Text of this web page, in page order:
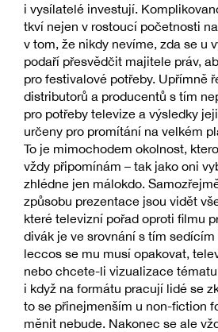
i vysílatelé investují.
tkví nejen v rostoucí početnosti
v tom, že nikdy nevíme, zda se u
podaří přesvědčit majitele práv,
pro festivalové potřeby. Upřímně
distributorů a producentů s tím
pro potřeby televize a výsledky
určeny pro promítání na velkém
To je mimochodem okolnost,
vždy připomínám – tak jako oni
zhlédne jen málokdo.
způsobu prezentace jsou vidět
které televizní pořad oproti filmu
divák je ve srovnání s tím
leccos se mu musí opakovat,
nebo chcete-li vizualizace
i když na formátu pracují lidé se
to se přinejmenším u non-fiction
měnit nebude. Nakonec se ale